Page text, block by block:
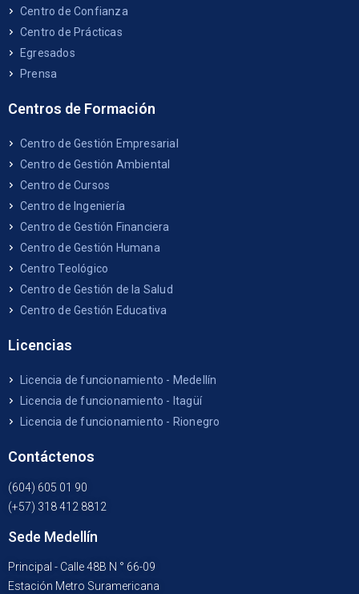
Centro de Confianza
Centro de Prácticas
Egresados
Prensa
Centros de Formación
Centro de Gestión Empresarial
Centro de Gestión Ambiental
Centro de Cursos
Centro de Ingeniería
Centro de Gestión Financiera
Centro de Gestión Humana
Centro Teológico
Centro de Gestión de la Salud
Centro de Gestión Educativa
Licencias
Licencia de funcionamiento - Medellín
Licencia de funcionamiento - Itagüí
Licencia de funcionamiento - Rionegro
Contáctenos
(604) 605 01 90
(+57) 318 412 8812
Sede Medellín
Principal - Calle 48B N ° 66-09
Estación Metro Suramericana